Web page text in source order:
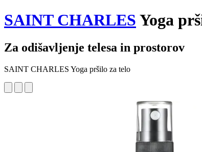
SAINT CHARLES Yoga
Za odišavljenje telesa in prostorov
SAINT CHARLES Yoga pršilo za telo